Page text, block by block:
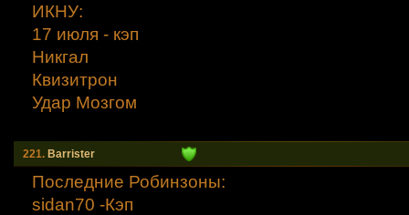
ИКНУ:
17 июля - кэп
Никгал
Квизитрон
Удар Мозгом
221. Barrister
Последние Робинзоны:
sidan70 -Кэп